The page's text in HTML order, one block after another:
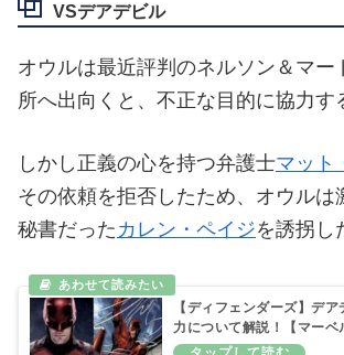
VSデアデビル
オウルは最近評判のネルソン＆マー
所へ出向くと、不正な目的に協力す
しかし正義の心を持つ弁護士マット
その依頼を拒否したため、オウルは
秘書だった カレン・ペイジを誘拐し
【ディフェンダーズ】デ
力について解説！【マーベ